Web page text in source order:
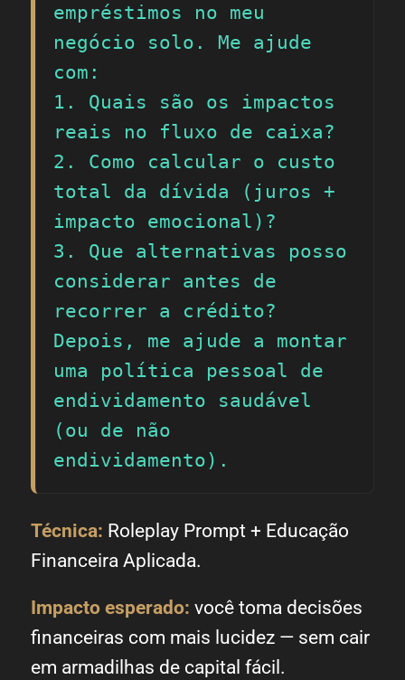
empréstimos no meu
negócio solo. Me ajude
com:
1. Quais são os impactos
reais no fluxo de caixa?
2. Como calcular o custo
total da dívida (juros +
impacto emocional)?
3. Que alternativas posso
considerar antes de
recorrer a crédito?
Depois, me ajude a montar
uma política pessoal de
endividamento saudável
(ou de não
endividamento).
Técnica: Roleplay Prompt + Educação
Financeira Aplicada.
Impacto esperado: você toma decisões
financeiras com mais lucidez — sem cair
em armadilhas de capital fácil.